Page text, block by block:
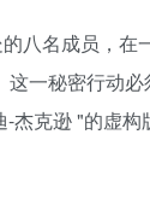
八名成员，
一秘密行动
克逊 "的虚构